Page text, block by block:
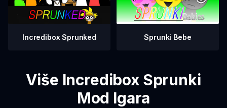
Incredibox Sprunked Sprunki Bebe
Više Incredibox Sprunki
Mod Igara